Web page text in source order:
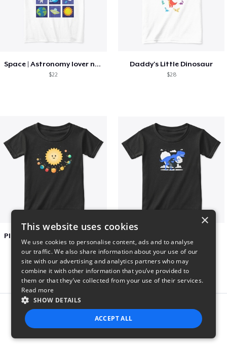
Space | Astronomy lover nice summer tee
$22
Daddy's Little Dinosaur
$28
$22 $22
Report this product
×
This website uses cookies
We use cookies to personalise content, ads and to analyse
our traffic. We also share information about your use of our
site with our advertising and analytics partners who may
combine it with other information that you’ve provided to
them or that they’ve collected from your use of their services.
Read more
SHOW DETAILS
ACCEPT ALL
STRICTLY NECESSARY PERFORMANCE